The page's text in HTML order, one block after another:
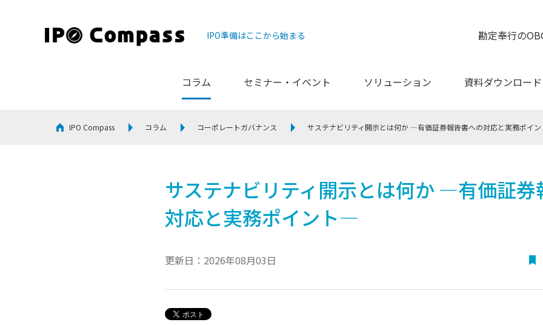
IPO準備はここから始まる 勘定奉行の
コラム セミナー・イベント ソリューション 資料ダウンロード
IPO Compass コラム コーポレートガバナンス サステナビリティ開示とは何か ―有価証券報告書への対応と実務ポイ
サステナビリティ開示とは何か ―有価証券
対応と実務ポイント―
更新日：2026年08月03日